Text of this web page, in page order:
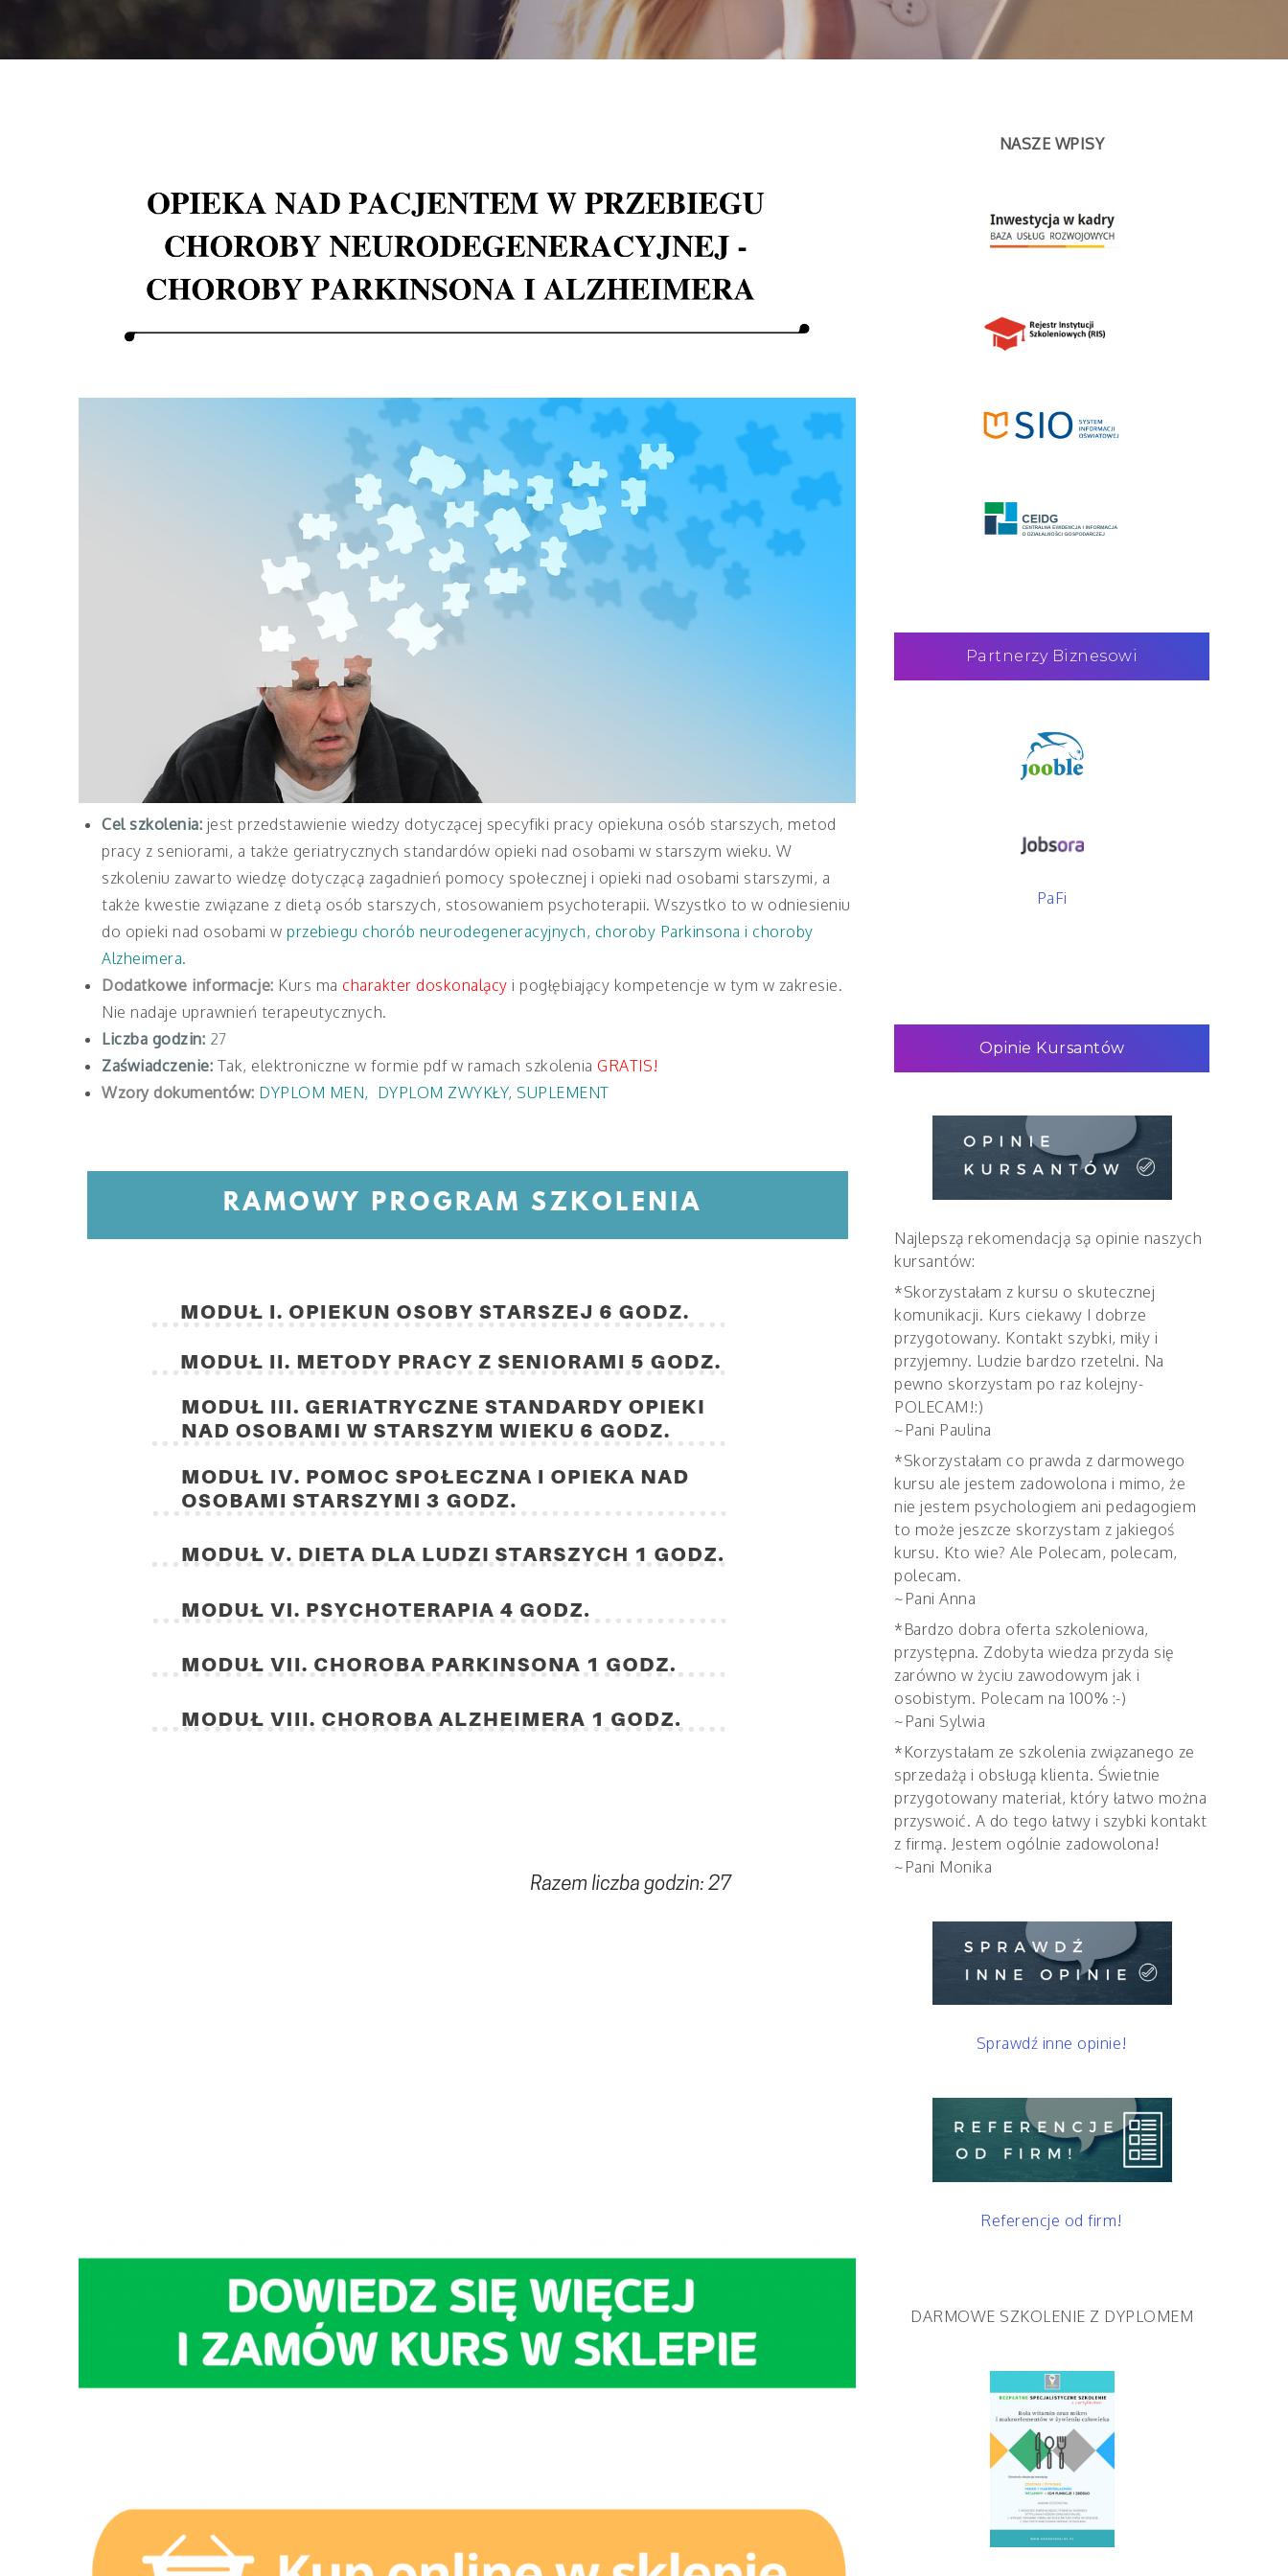
Cel szkolenia: jest przedstawienie wiedzy dotyczącej specyfiki pracy opiekuna osób starszych, metod
pracy z seniorami, a także geriatrycznych standardów opieki nad osobami w starszym wieku. W
szkoleniu zawarto wiedzę dotyczącą zagadnień pomocy społecznej i opieki nad osobami starszymi, a
także kwestie związane z dietą osób starszych, stosowaniem psychoterapii. Wszystko to w odniesieniu
do opieki nad osobami w przebiegu chorób neurodegeneracyjnych, choroby Parkinsona i choroby
Alzheimera.
Dodatkowe informacje: Kurs ma charakter doskonalący i pogłębiający kompetencje w tym w zakresie.
Nie nadaje uprawnień terapeutycznych.
Liczba godzin: 27
Zaświadczenie: Tak, elektroniczne w formie pdf w ramach szkolenia GRATIS!
Wzory dokumentów: DYPLOM MEN, DYPLOM ZWYKŁY, SUPLEMENT
NASZE WPISY
Partnerzy Biznesowi
PaFi
Opinie Kursantów
Najlepszą rekomendacją są opinie naszych
kursantów:
*Skorzystałam z kursu o skutecznej
komunikacji. Kurs ciekawy I dobrze
przygotowany. Kontakt szybki, miły i
przyjemny. Ludzie bardzo rzetelni. Na
pewno skorzystam po raz kolejny-
POLECAM!:)
~Pani Paulina
*Skorzystałam co prawda z darmowego
kursu ale jestem zadowolona i mimo, że
nie jestem psychologiem ani pedagogiem
to może jeszcze skorzystam z jakiegoś
kursu. Kto wie? Ale Polecam, polecam,
polecam.
~Pani Anna
*Bardzo dobra oferta szkoleniowa,
przystępna. Zdobyta wiedza przyda się
zarówno w życiu zawodowym jak i
osobistym. Polecam na 100% :-)
~Pani Sylwia
*Korzystałam ze szkolenia związanego ze
sprzedażą i obsługą klienta. Świetnie
przygotowany materiał, który łatwo można
przyswoić. A do tego łatwy i szybki kontakt
z firmą. Jestem ogólnie zadowolona!
~Pani Monika
Sprawdź inne opinie!
Referencje od firm!
DARMOWE SZKOLENIE Z DYPLOMEM